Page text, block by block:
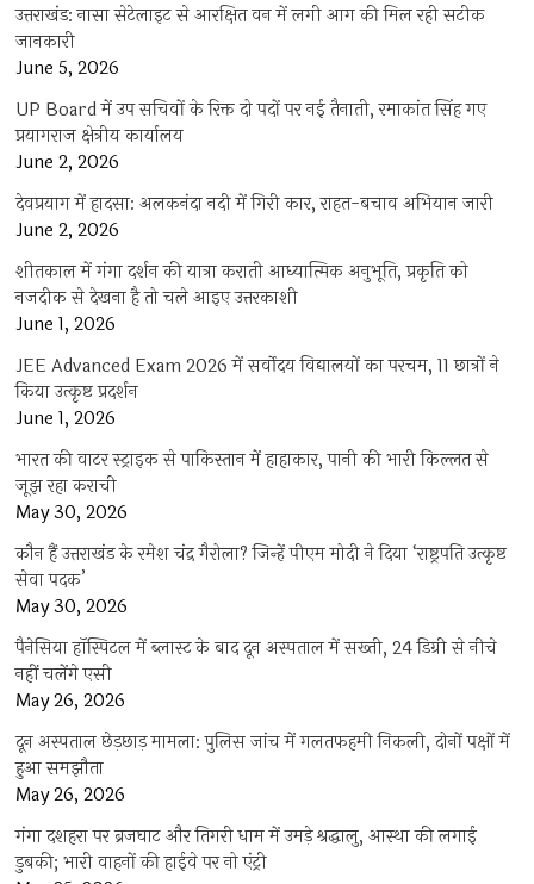
उत्तराखंड: नासा सेटेलाइट से आरक्षित वन में लगी आग की मिल रही सटीक
जानकारी
June 5, 2026
UP Board में उप सचिवों के रिक्त दो पदों पर नई तैनाती, रमाकांत सिंह गए
प्रयागराज क्षेत्रीय कार्यालय
June 2, 2026
देवप्रयाग में हादसा: अलकनंदा नदी में गिरी कार, राहत-बचाव अभियान जारी
June 2, 2026
शीतकाल में गंगा दर्शन की यात्रा कराती आध्यात्मिक अनुभूति, प्रकृति को
नजदीक से देखना है तो चले आइए उत्तरकाशी
June 1, 2026
JEE Advanced Exam 2026 में सर्वोदय विद्यालयों का परचम, 11 छात्रों ने
किया उत्कृष्ट प्रदर्शन
June 1, 2026
भारत की वाटर स्ट्राइक से पाकिस्तान में हाहाकार, पानी की भारी किल्लत से
जूझ रहा कराची
May 30, 2026
कौन हैं उत्तराखंड के रमेश चंद्र गैरोला? जिन्हें पीएम मोदी ने दिया ‘राष्ट्रपति उत्कृष्ट
सेवा पदक’
May 30, 2026
पैनेसिया हॉस्पिटल में ब्लास्ट के बाद दून अस्पताल में सख्ती, 24 डिग्री से नीचे
नहीं चलेंगे एसी
May 26, 2026
दून अस्पताल छेड़छाड़ मामला: पुलिस जांच में गलतफहमी निकली, दोनों पक्षों में
हुआ समझौता
May 26, 2026
गंगा दशहरा पर ब्रजघाट और तिगरी धाम में उमड़े श्रद्धालु, आस्था की लगाई
डुबकी; भारी वाहनों की हाईवे पर नो एंट्री